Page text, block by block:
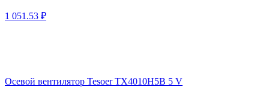
1 051.53 ₽
Осевой вентилятор Tesoer TX4010H5B 5 V